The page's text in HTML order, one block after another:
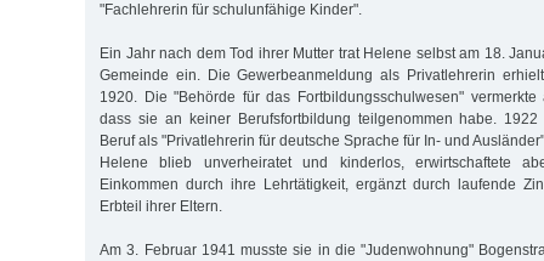
"Fachlehrerin für schulunfähige Kinder".
Ein Jahr nach dem Tod ihrer Mutter trat Helene selbst am 18.
Gemeinde ein. Die Gewerbeanmeldung als Privatlehrerin
1920. Die "Behörde für das Fortbildungsschulwesen"
dass sie an keiner Berufsfortbildung teilgenommen habe.
Beruf als "Privatlehrerin für deutsche Sprache für In- und
Helene blieb unverheiratet und kinderlos, erwirtschaftete
Einkommen durch ihre Lehrtätigkeit, ergänzt durch laufende
Erbteil ihrer Eltern.
Am 3. Februar 1941 musste sie in die "Judenwohnung"